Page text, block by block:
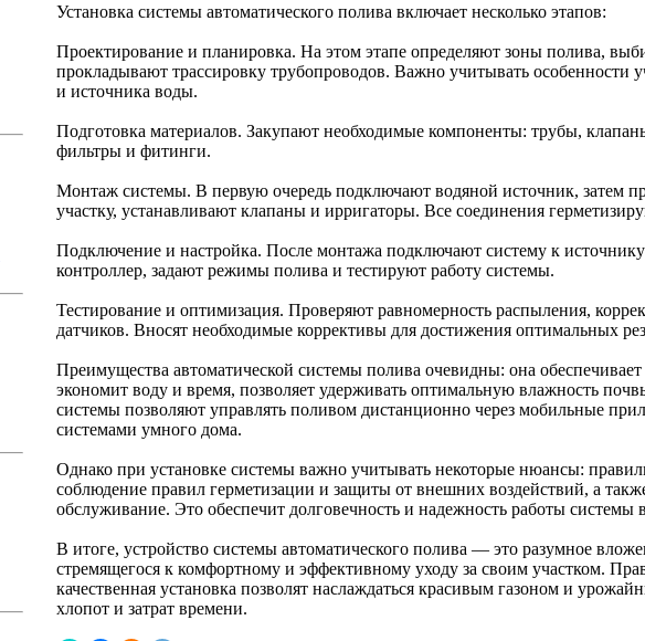
Установка системы автоматического полива включает несколько этапов:
Проектирование и планировка. На этом этапе определяют зоны полива,
прокладывают трассировку трубопроводов. Важно учитывать особенности
и источника воды.
Подготовка материалов. Закупают необходимые компоненты: трубы,
фильтры и фитинги.
Монтаж системы. В первую очередь подключают водяной источник, затем
участку, устанавливают клапаны и ирригаторы. Все соединения
Подключение и настройка. После монтажа подключают систему к
контроллер, задают режимы полива и тестируют работу системы.
Тестирование и оптимизация. Проверяют равномерность распыления,
датчиков. Вносят необходимые коррективы для достижения оптимальных
Преимущества автоматической системы полива очевидны: она обеспечивает
экономит воду и время, позволяет удерживать оптимальную влажность
системы позволяют управлять поливом дистанционно через мобильные
системами умного дома.
Однако при установке системы важно учитывать некоторые нюансы:
соблюдение правил герметизации и защиты от внешних воздействий, а
обслуживание. Это обеспечит долговечность и надежность работы системы
В итоге, устройство системы автоматического полива — это разумное
стремящегося к комфортному и эффективному уходу за своим участком.
качественная установка позволят наслаждаться красивым газоном и
хлопот и затрат времени.